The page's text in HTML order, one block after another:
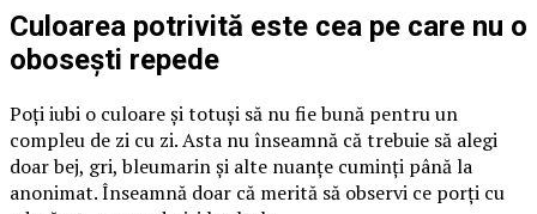
Culoarea potrivită este cea pe care nu o
obosești repede
Poți iubi o culoare și totuși să nu fie bună pentru un
compleu de zi cu zi. Asta nu înseamnă că trebuie să alegi
doar bej, gri, bleumarin și alte nuanțe cuminți până la
anonimat. Înseamnă doar că merită să observi ce porți cu